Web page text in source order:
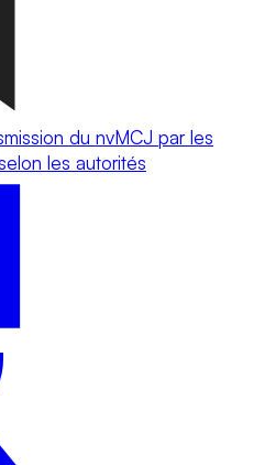
du nvMCJ par les
les autorités